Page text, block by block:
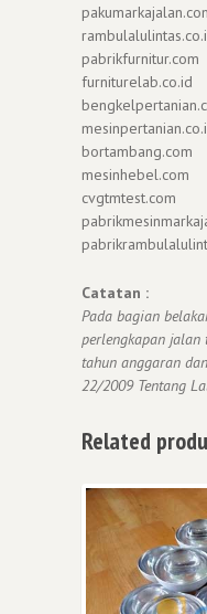
pabrikfurnitur.com
furniturelab.co.id
bortambang.com
mesinhebel.com
cvgtmtest.com
Catatan :
Pada bagian
perlengkapan jalan
tahun anggaran
22/2009 Tentang
Related